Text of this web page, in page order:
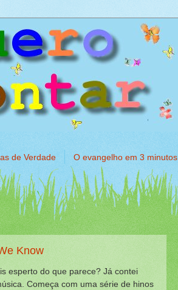
de Verdade O evangelho em 3 minutos
Know
esperto do que parece? Já contei
Começa com uma série de hinos